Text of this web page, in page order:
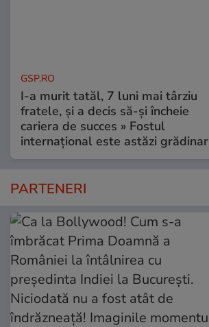
GSP.RO
I-a murit tatăl, 7 luni mai târziu
fratele, și a decis să-și încheie
cariera de succes » Fostul
internațional este astăzi grădinar
PARTENERI